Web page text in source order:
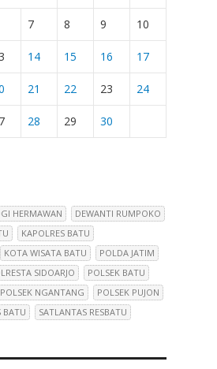
7 8 9 10
14 15 16 17
21 22 23 24
28 29
30
HERMAWAN
DEWANTI RUMPOKO
KAPOLRES BATU
KOTA WISATA BATU
POLDA JATIM
SIDOARJO
POLSEK BATU
POLSEK NGANTANG
POLSEK PUJON
BATU
SATLANTAS RESBATU